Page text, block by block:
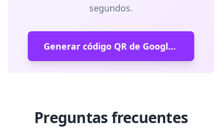
segundos.
Generar código QR de Google Meet
Preguntas frecuentes